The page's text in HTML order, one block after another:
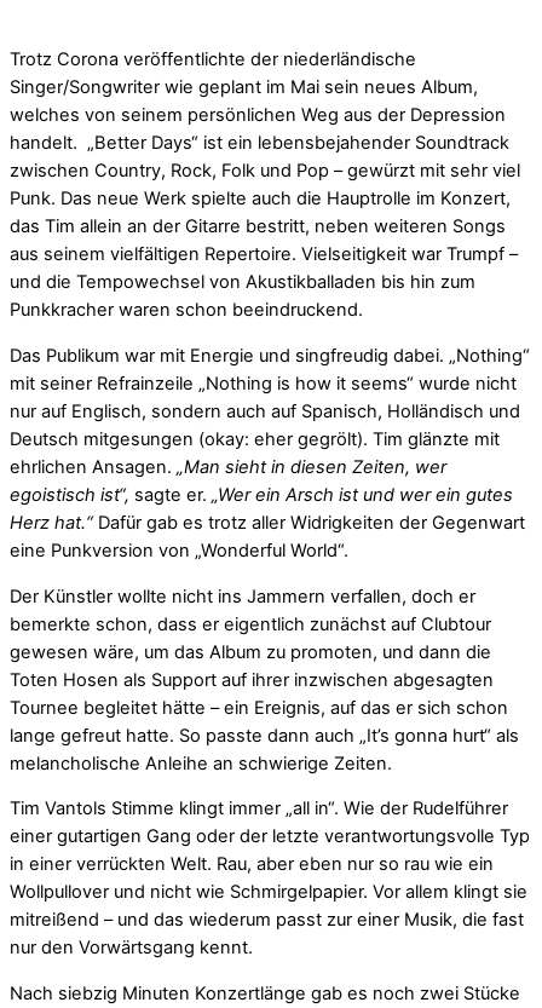
Trotz Corona veröffentlichte der niederländische
Singer/Songwriter wie geplant im Mai sein neues Album,
welches von seinem persönlichen Weg aus der Depression
handelt. „Better Days“ ist ein lebensbejahender Soundtrack
zwischen Country, Rock, Folk und Pop – gewürzt mit sehr viel
Punk. Das neue Werk spielte auch die Hauptrolle im Konzert,
das Tim allein an der Gitarre bestritt, neben weiteren Songs
aus seinem vielfältigen Repertoire. Vielseitigkeit war Trumpf –
und die Tempowechsel von Akustikballaden bis hin zum
Punkkracher waren schon beeindruckend.
Das Publikum war mit Energie und singfreudig dabei. „Nothing“
mit seiner Refrainzeile „Nothing is how it seems“ wurde nicht
nur auf Englisch, sondern auch auf Spanisch, Holländisch und
Deutsch mitgesungen (okay: eher gegrölt). Tim glänzte mit
ehrlichen Ansagen. „Man sieht in diesen Zeiten, wer
egoistisch ist“, sagte er. „Wer ein Arsch ist und wer ein gutes
Herz hat.“Dafür gab es trotz aller Widrigkeiten der Gegenwart
eine Punkversion von „Wonderful World“.
Der Künstler wollte nicht ins Jammern verfallen, doch er
bemerkte schon, dass er eigentlich zunächst auf Clubtour
gewesen wäre, um das Album zu promoten, und dann die
Toten Hosen als Support auf ihrer inzwischen abgesagten
Tournee begleitet hätte – ein Ereignis, auf das er sich schon
lange gefreut hatte. So passte dann auch „It’s gonna hurt“ als
melancholische Anleihe an schwierige Zeiten.
Tim Vantols Stimme klingt immer „all in“. Wie der Rudelführer
einer gutartigen Gang oder der letzte verantwortungsvolle Typ
in einer verrückten Welt. Rau, aber eben nur so rau wie ein
Wollpullover und nicht wie Schmirgelpapier. Vor allem klingt sie
mitreißend – und das wiederum passt zur einer Musik, die fast
nur den Vorwärtsgang kennt.
Nach siebzig Minuten Konzertlänge gab es noch zwei Stücke